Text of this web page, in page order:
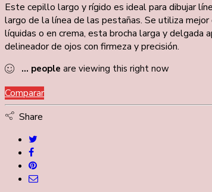
Este cepillo largo y rígido es ideal para dibujar
largo de la línea de las pestañas. Se utiliza mejor
líquidas o en crema, esta brocha larga y delgada
delineador de ojos con firmeza y precisión.
... people are viewing this right now
Comparar
Share